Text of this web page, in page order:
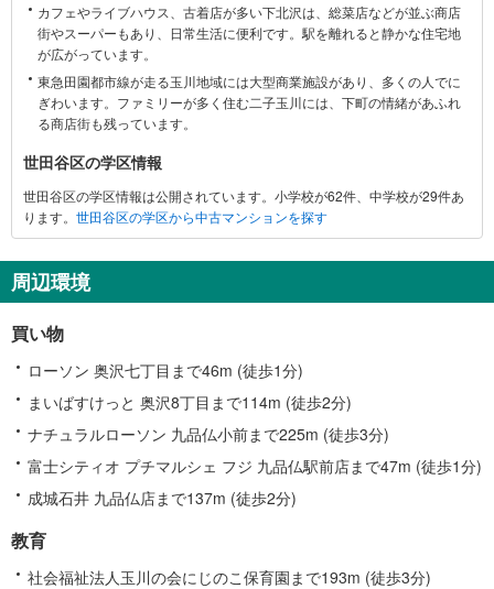
に
関
す
る
カフェやライブハウス、古着店が多い下北沢は、総菜店などが並ぶ商店
街やスーパーもあり、日常生活に便利です。駅を離れると静かな住宅地
が広がっています。
東急田園都市線が走る玉川地域には大型商業施設があり、多くの人でに
ぎわいます。ファミリーが多く住む二子玉川には、下町の情緒があふれ
る商店街も残っています。
世田谷区の学区情報
世田谷区の学区情報は公開されています。小学校が62件、中学校が29件あ
ります。 世田谷区の学区から中古マンションを探す
周辺環境
買い物
ローソン 奥沢七丁目まで46m (徒歩1分)
まいばすけっと 奥沢8丁目まで114m (徒歩2分)
ナチュラルローソン 九品仏小前まで225m (徒歩3分)
富士シティオ プチマルシェ フジ 九品仏駅前店まで47m (徒歩1分)
成城石井 九品仏店まで137m (徒歩2分)
教育
社会福祉法人玉川の会にじのこ保育園まで193m (徒歩3分)